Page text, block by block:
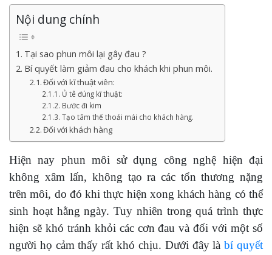
Nội dung chính
Tại sao phun môi lại gây đau ?
Bí quyết làm giảm đau cho khách khi phun môi.
Đối với kĩ thuật viên:
Ủ tê đúng kĩ thuật:
Bước đi kim
Tạo tâm thế thoải mái cho khách hàng.
Đối với khách hàng
Hiện nay phun môi sử dụng công nghệ hiện đại
không xâm lấn, không tạo ra các tổn thương nặng
trên môi, do đó khi thực hiện xong khách hàng có thể
sinh hoạt hằng ngày. Tuy nhiên trong quá trình thực
hiện sẽ khó tránh khỏi các cơn đau và đối với một số
người họ cảm thấy rất khó chịu. Dưới đây làbí quyết